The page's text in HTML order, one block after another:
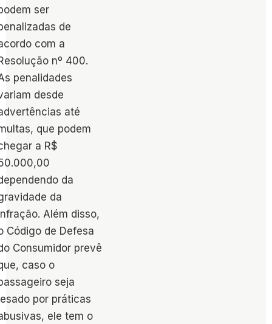
ser
de
com a
nº 400.
penalidades
desde
até
que podem
a R$
da
da
Além disso,
Código de Defesa
Consumidor prevê
caso o
seja
por práticas
ele tem o